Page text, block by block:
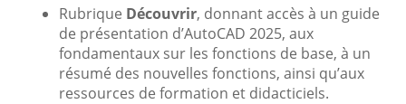
Rubrique Découvrir, donnant accès à un guide
de présentation d’AutoCAD 2025, aux
fondamentaux sur les fonctions de base, à un
résumé des nouvelles fonctions, ainsi qu’aux
ressources de formation et didacticiels.